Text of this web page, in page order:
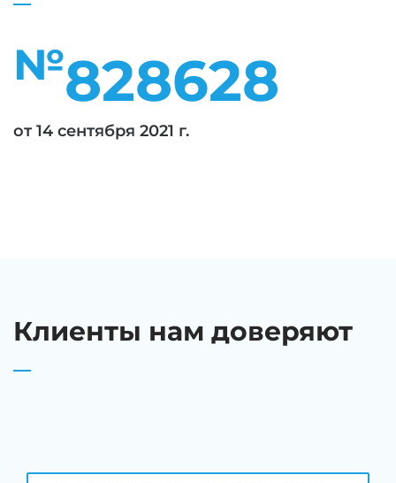
№828628
от 14 сентября 2021 г.
Клиенты нам доверяют